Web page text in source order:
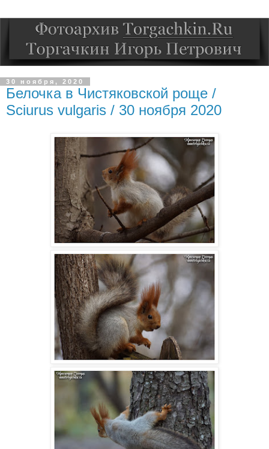
30 ноября, 2020
Белочка в Чистяковской роще /
Sciurus vulgaris / 30 ноября 2020